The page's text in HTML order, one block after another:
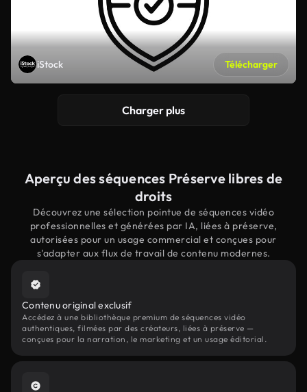
iStock Télécharger
Charger plus
Aperçu des séquences Préserve libres de
droits
Découvrez une sélection pointue de séquences vidéo
professionnelles et générées par IA, liées à préserve,
autorisées pour un usage commercial et conçues pour
s'adapter aux flux de travail de contenu modernes.
Contenu original exclusif
Accédez à une bibliothèque premium de séquences vidéo
authentiques, filmées par des créateurs, liées à préserve —
conçues pour la narration, le marketing et un usage éditorial.